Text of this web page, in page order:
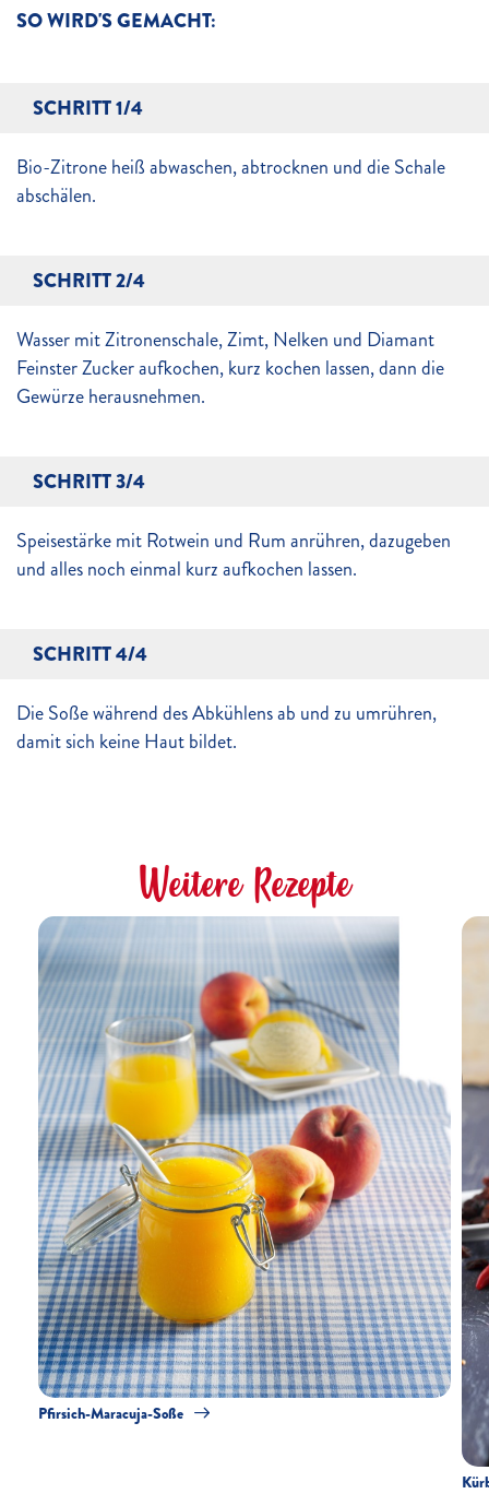
SO WIRD'S GEMACHT:
SCHRITT 1/4
Bio-Zitrone heiß abwaschen, abtrocknen und die Schale
abschälen.
SCHRITT 2/4
Wasser mit Zitronenschale, Zimt, Nelken und Diamant
Feinster Zucker aufkochen, kurz kochen lassen, dann die
Gewürze herausnehmen.
SCHRITT 3/4
Speisestärke mit Rotwein und Rum anrühren, dazugeben
und alles noch einmal kurz aufkochen lassen.
SCHRITT 4/4
Die Soße während des Abkühlens ab und zu umrühren,
damit sich keine Haut bildet.
Weitere Rezepte
Pfirsich-Maracuja-Soße